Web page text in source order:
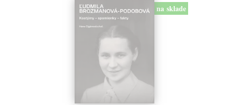
na sklade